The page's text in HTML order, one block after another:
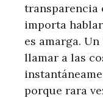
transparencia
importa
es amarga.
llamar a las
porque rara